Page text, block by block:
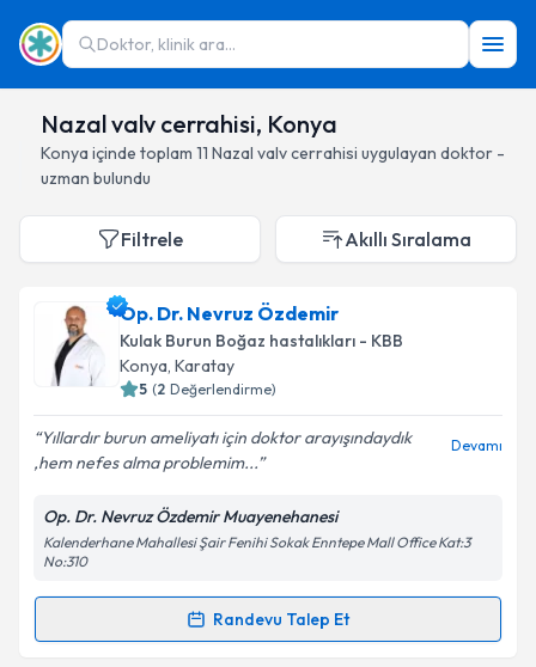
Doktor, klinik ara...
Nazal valv cerrahisi, Konya
Konya içinde toplam 11 Nazal valv cerrahisi uygulayan doktor -
uzman bulundu
Filtrele Akıllı Sıralama
Op. Dr. Nevruz Özdemir
Kulak Burun Boğaz hastalıkları - KBB
Konya, Karatay
5 (2 Değerlendirme)
Yıllardır burun ameliyatı için doktor arayışındaydık
,hem nefes alma problemim...
Devamı
Op. Dr. Nevruz Özdemir Muayenehanesi
Kalenderhane Mahallesi Şair Fenihi Sokak Enntepe Mall Office Kat:3
No:310
Randevu Talep Et
Randevu Takvimi Talebi